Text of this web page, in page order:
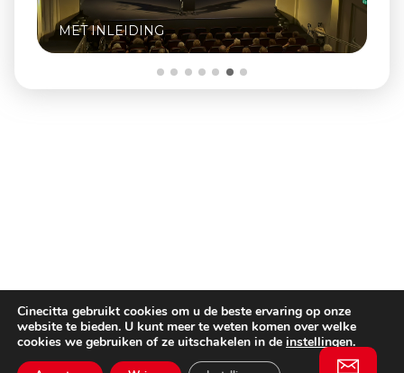
INCLUSIEF Q&A MET OPRICHTER ZJEF
NAAIJKENS
Cinecitta gebruikt cookies om u de beste ervaring op onze
website te bieden. U kunt meer te weten komen over welke
cookies we gebruiken of ze uitschakelen in de instellingen.